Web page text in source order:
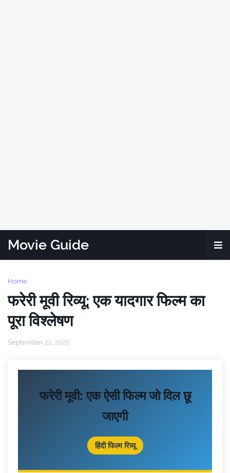
Movie Guide
Home
फरेरी मूवी रिव्यू: एक यादगार फिल्म का
पूरा विश्लेषण
September 22, 2025
फरेरी मूवी: एक ऐसी फिल्म जो दिल छू
जाएगी
हिंदी फिल्म रिव्यू